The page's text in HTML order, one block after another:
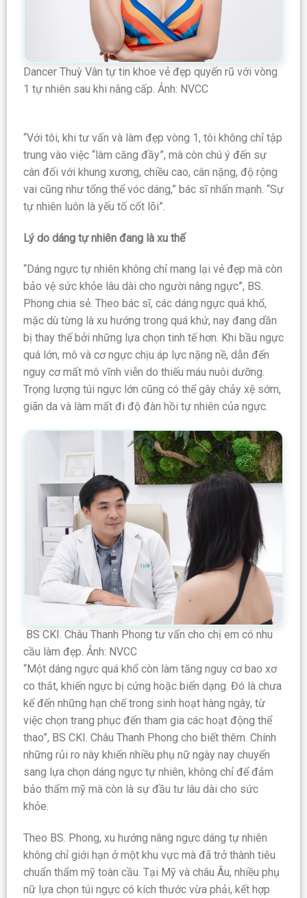
Dancer Thuỳ Vân tự tin khoe vẻ đẹp quyến rũ với vòng
1 tự nhiên sau khi nâng cấp. Ảnh: NVCC
“Với tôi, khi tư vấn và làm đẹp vòng 1, tôi không chỉ tập
trung vào việc “làm căng đầy”, mà còn chú ý đến sự
cân đối với khung xương, chiều cao, cân nặng, độ rộng
vai cũng như tổng thể vóc dáng,” bác sĩ nhấn mạnh. “Sự
tự nhiên luôn là yếu tố cốt lõi”.
Lý do dáng tự nhiên đang là xu thế
“Dáng ngực tự nhiên không chỉ mang lại vẻ đẹp mà còn
bảo vệ sức khỏe lâu dài cho người nâng ngực”, BS.
Phong chia sẻ. Theo bác sĩ, các dáng ngực quá khổ,
mặc dù từng là xu hướng trong quá khứ, nay đang dần
bị thay thế bởi những lựa chọn tinh tế hơn. Khi bầu ngực
quá lớn, mô và cơ ngực chịu áp lực nặng nề, dẫn đến
nguy cơ mất mô vĩnh viễn do thiếu máu nuôi dưỡng.
Trọng lượng túi ngực lớn cũng có thể gây chảy xệ sớm,
giãn da và làm mất đi độ đàn hồi tự nhiên của ngực.
BS CKI. Châu Thanh Phong tư vấn cho chị em có nhu
cầu làm đẹp. Ảnh: NVCC
“Một dáng ngực quá khổ còn làm tăng nguy cơ bao xơ
co thắt, khiến ngực bị cứng hoặc biến dạng. Đó là chưa
kể đến những hạn chế trong sinh hoạt hàng ngày, từ
việc chọn trang phục đến tham gia các hoạt động thể
thao”, BS CKI. Châu Thanh Phong cho biết thêm. Chính
những rủi ro này khiến nhiều phụ nữ ngày nay chuyển
sang lựa chọn dáng ngực tự nhiên, không chỉ để đảm
bảo thẩm mỹ mà còn là sự đầu tư lâu dài cho sức
khỏe.
Theo BS. Phong, xu hướng nâng ngực dáng tự nhiên
không chỉ giới hạn ở một khu vực mà đã trở thành tiêu
chuẩn thẩm mỹ toàn cầu. Tại Mỹ và châu Âu, nhiều phụ
nữ lựa chọn túi ngực có kích thước vừa phải, kết hợp